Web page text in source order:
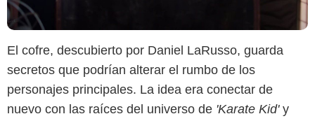
El cofre, descubierto por Daniel LaRusso, guarda
secretos que podrían alterar el rumbo de los
personajes principales. La idea era conectar de
nuevo con las raíces del universo de 'Karate Kid' y